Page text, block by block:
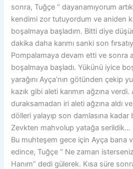
sonra, Tuğçe “ dayanamıyorum
kendimi zor tutuyordum ve aniden
boşalmaya başladım. Bitti diye
dakika daha karımı sanki son
Pompalamaya devam etti ve sonra
boşalmaya başladı. Yükünü iyice
yarağını Ayça’nın götünden çekip
kazık gibi aleti karımın ağzına
duraksamadan iri aleti ağzına aldı
dölleri yalayıp son damlasına
Zevkten mahvolup yatağa serildik…
Bu muhteşem gece için Ayça bana
edince, Tuğçe “ Ne zaman
Hanım” dedi gülerek. Kısa süre